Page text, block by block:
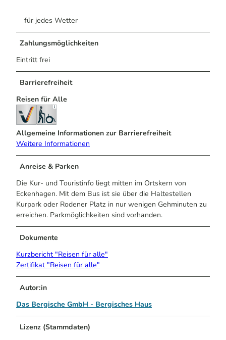
für jedes Wetter
Zahlungsmöglichkeiten
Eintritt frei
Barrierefreiheit
Reisen für Alle
Allgemeine Informationen zur Barrierefreiheit
Weitere Informationen
Anreise & Parken
Die Kur- und Touristinfo liegt mitten im Ortskern von
Eckenhagen. Mit dem Bus ist sie über die Haltestellen
Kurpark oder Rodener Platz in nur wenigen Gehminuten zu
erreichen. Parkmöglichkeiten sind vorhanden.
Dokumente
Kurzbericht "Reisen für alle"
Zertifikat "Reisen für alle"
Autor:in
Das Bergische GmbH - Bergisches Haus
Lizenz (Stammdaten)